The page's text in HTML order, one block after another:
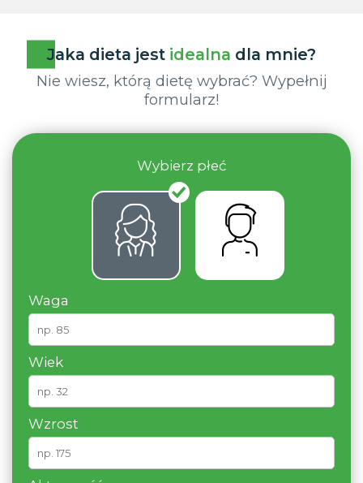
Jaka dieta jest idealna dla mnie?
Nie wiesz, którą dietę wybrać? Wypełnij
formularz!
Wybierz płeć
Waga
Wiek
Wzrost